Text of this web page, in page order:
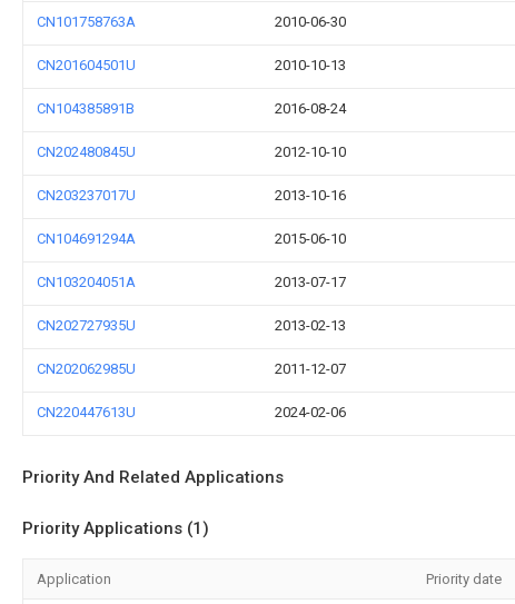
CN101758763A 2010-06-30
CN201604501U 2010-10-13
CN104385891B 2016-08-24
CN202480845U 2012-10-10
CN203237017U 2013-10-16
CN104691294A 2015-06-10
CN103204051A 2013-07-17
CN202727935U 2013-02-13
CN202062985U 2011-12-07
CN220447613U 2024-02-06
Priority And Related Applications
Priority Applications (1)
Application Priority date